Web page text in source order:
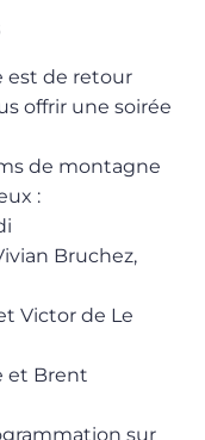
est de retour
offrir une soirée
de montagne
:
Bruchez,
Victor de Le
et Brent
sur